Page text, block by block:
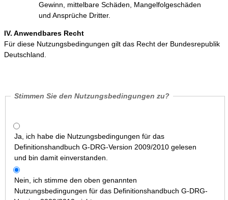
Gewinn, mittelbare Schäden, Mangelfolgeschäden
und Ansprüche Dritter.
IV. Anwendbares Recht
Für diese Nutzungsbedingungen gilt das Recht der Bundesrepublik
Deutschland.
Stimmen Sie den Nutzungsbedingungen zu?
Ja, ich habe die Nutzungsbedingungen für das
Definitionshandbuch G-DRG-Version 2009/2010 gelesen
und bin damit einverstanden.
Nein, ich stimme den oben genannten
Nutzungsbedingungen für das Definitionshandbuch G-DRG-